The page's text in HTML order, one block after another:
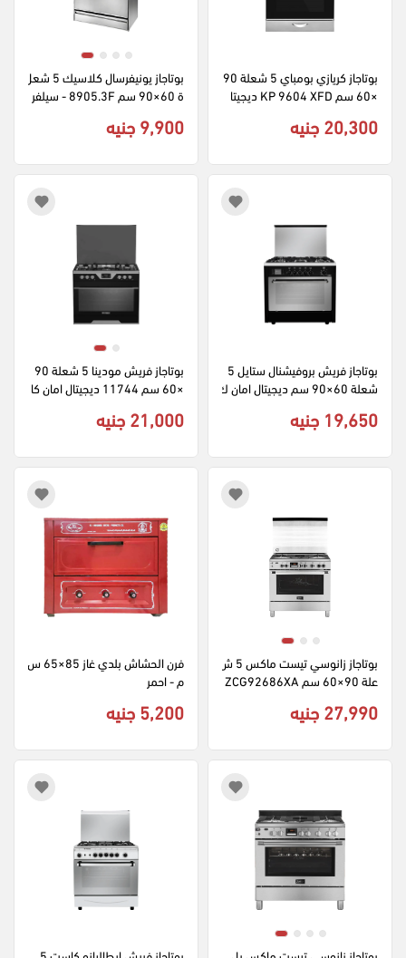
بوتاجاز كريازي بومباي 5 شعلة 90
×60 سم KP 9604 XFD ديجيتا
20,300 جنيه
بوتاجاز يونيفرسال كلاسيك 5 شعل
ة 60×90 سم 8905.3F - سيلفر
9,900 جنيه
شعلة 60×90 سم ديجيتال امان ك
19,650 جنيه
بوتاجاز فريش مودينا 5 شعلة 90
×60 سم 11744 ديجيتال امان كا
21,000 جنيه
بوتاجاز زانوسي تيست ماكس 5 ش
27,990 جنيه
فرن الحشاش بلدي غاز 85×65 س
م - احمر
5,200 جنيه